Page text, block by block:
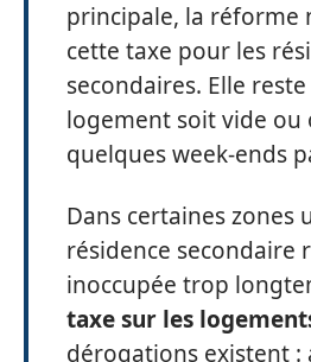
principale, la réforme
cette taxe pour les
secondaires. Elle
logement soit vide ou
quelques week-ends
Dans certaines zones
résidence secondaire
inoccupée trop
taxe sur les
dérogations existent :